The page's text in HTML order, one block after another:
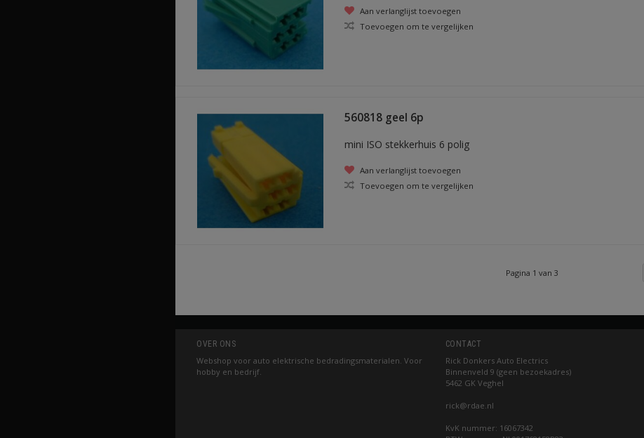
Aan verlanglijst toevoegen
Toevoegen om te vergelijken
560818 geel 6p
mini ISO stekkerhuis 6 polig
Aan verlanglijst toevoegen
Toevoegen om te vergelijken
Pagina 1 van 3
OVER ONS
Webshop voor auto elektrische bedradingsmaterialen. Voor
hobby en bedrijf.
CONTACT
Rick Donkers Auto Electrics
Binnenveld 9 (geen bezoekadres)
5462 GK Veghel
rick@rdae.nl
KvK nummer: 16067342